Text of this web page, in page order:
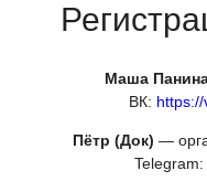
Маша
ВК:
Пётр (Док) —
Telegram: